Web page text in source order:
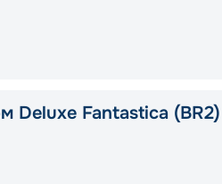
Deluxe Fantastica (BR2)